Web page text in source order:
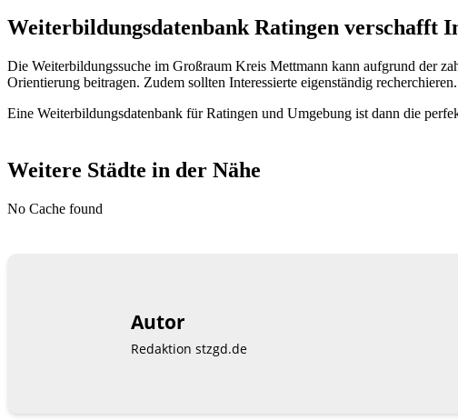
Weiterbildungsdatenbank Ratingen verschafft
Die Weiterbildungssuche im Großraum Kreis Mettmann kann aufgrund der
Orientierung beitragen. Zudem sollten Interessierte eigenständig recherchieren.
Eine Weiterbildungsdatenbank für Ratingen und Umgebung ist dann die
Weitere Städte in der Nähe
No Cache found
Autor
Redaktion stzgd.de